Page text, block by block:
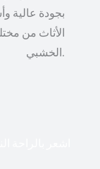
بجودة عالية
الأثاث من
الخشبي.